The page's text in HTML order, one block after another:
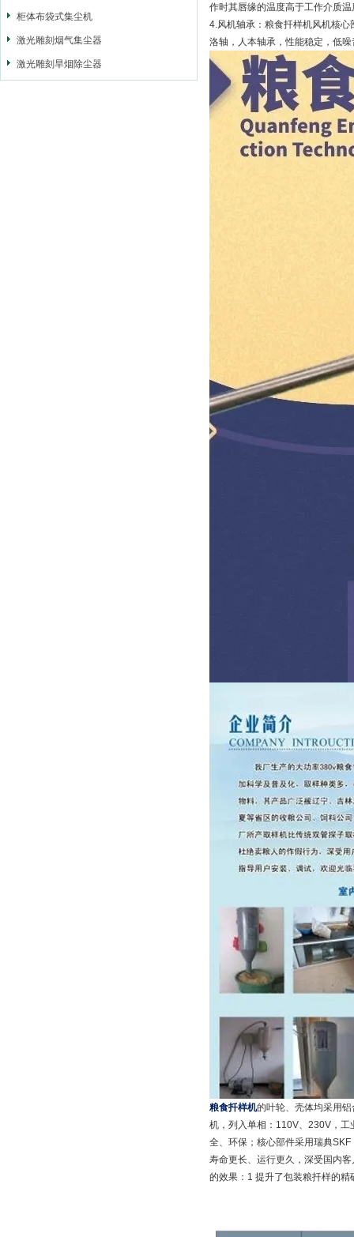
柜体布袋式集尘机
激光雕刻烟气集尘器
激光雕刻旱烟除尘器
作时其唇缘的温度高于工作介质
4.风机轴承：粮食扦样机风机核
洛轴，人本轴承，性能稳定，低
粮食扦样机的叶轮、壳体均采用
机，列入单相：110V、230V，
全、环保；核心部件采用瑞典
寿命更长、运行更久，深受国内
的效果：1 提升了包装粮扦样的精